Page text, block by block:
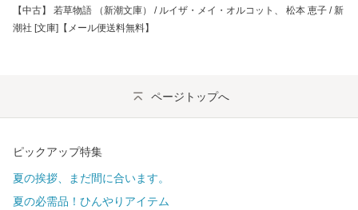
【中古】 若草物語 （新潮文庫） / ルイザ・メイ・オルコット、 松本 恵子 / 新
潮社 [文庫]【メール便送料無料】
ページトップへ
ピックアップ特集
夏の挨拶、まだ間に合います。
夏の必需品！ひんやりアイテム